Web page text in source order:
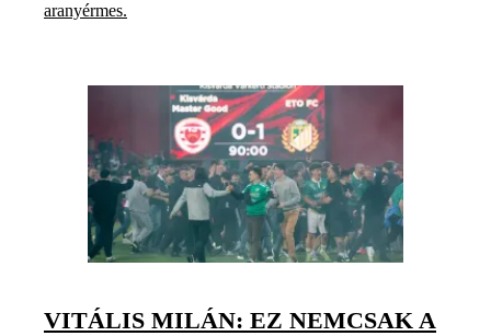
aranyérmes.
VITÁLIS MILÁN: EZ NEMCSAK A